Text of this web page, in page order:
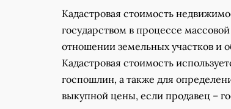
Кадастровая стоимость
государством в процессе
отношении земельных участков и
Кадастровая стоимость
госпошлин, а также для
выкупной цены, если продавец –